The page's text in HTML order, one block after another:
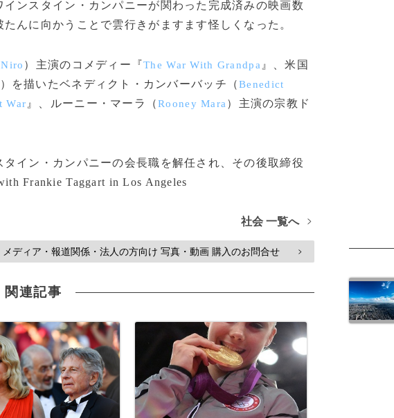
ンスタイン・カンパニーが関わった完成済みの映画数
んに向かうことで雲行きがますます怪しくなった。
）主演のコメディー『The War With Grandpa 』、米国
）を描いたベネディクト・カンバーバッチ（Benedict
War 』、ルーニー・マーラ（Rooney Mara ）主演の宗教ド
イン・カンパニーの会長職を解任され、その後取締役
Frankie Taggart in Los Angeles
社会 一覧へ >
メディア・報道関係・法人の方向け 写真・動画 購入のお問合せ >
関連記事